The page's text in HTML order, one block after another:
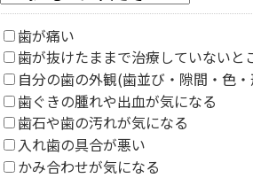
歯が痛い
歯が抜けたままで治療していないと
自分の歯の外観(歯並び・隙間・色
歯ぐきの腫れや出血が気になる
歯石や歯の汚れが気になる
入れ歯の具合が悪い
かみ合わせが気になる